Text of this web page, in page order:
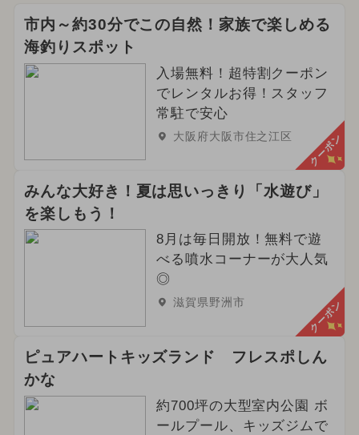
市内～約30分でこの自然！家族で楽しめる
海釣りスポット
入場無料！超特割クーポン
でレンタルお得！スタッフ
常駐で安心
大阪府大阪市住之江区 クーポン
みんな大好き！夏は思いっきり「水遊び」
を楽しもう！
8月は毎日開放！無料で遊
べる噴水コーナーが大人気
◎
滋賀県野洲市 クーポン
ピュアハートキッズランド フレスポしん
かな
約700坪の大型室内公園 ボ
ールプール、キッズジムで